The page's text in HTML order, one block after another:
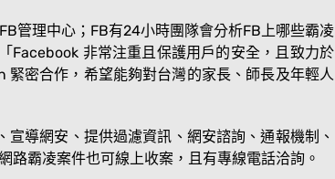
管理中心；FB有24小時團隊會分析FB上哪些霸凌
Facebook 非常注重且保護用戶的安全，且致力於
密合作，希望能夠對台灣的家長、師長及年輕人
導網安、提供過濾資訊、網安諮詢、通報機制、
路霸凌案件也可線上收案，且有專線電話洽詢。